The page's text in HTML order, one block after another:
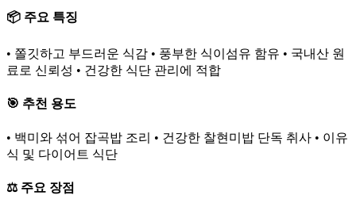
📦 주요 특징
• 쫄깃하고 부드러운 식감 • 풍부한 식이섬유 함유 • 국내산 원
료로 신뢰성 • 건강한 식단 관리에 적합
🎯 추천 용도
• 백미와 섞어 잡곡밥 조리 • 건강한 찰현미밥 단독 취사 • 이유
식 및 다이어트 식단
⚖️ 주요 장점